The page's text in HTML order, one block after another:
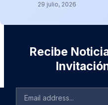
29 julio, 2026
Recibe